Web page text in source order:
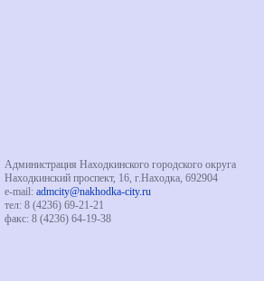
Администрация Находкинского городского округа
Находкинский проспект, 16, г.Находка, 692904
e-mail: admcity@nakhodka-city.ru
тел: 8 (4236) 69-21-21
факс: 8 (4236) 64-19-38